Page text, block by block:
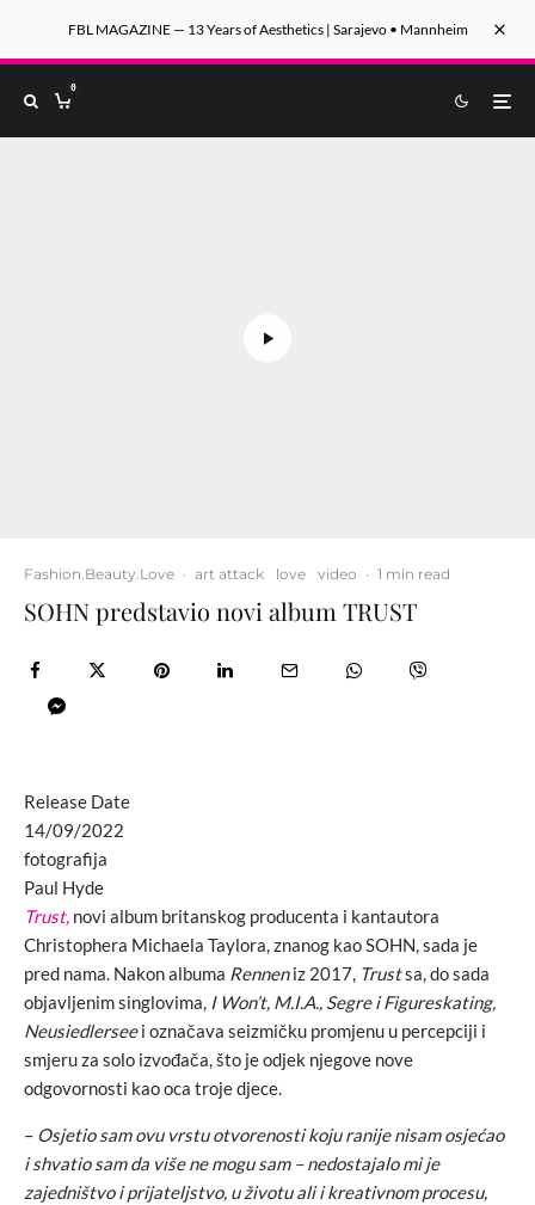
FBL MAGAZINE — 13 Years of Aesthetics | Sarajevo • Mannheim
0
Fashion.Beauty.Love · art attack love video · 1 min read
SOHN predstavio novi album TRUST
Release Date
14/09/2022
fotografija
Paul Hyde
Trust, novi album britanskog producenta i kantautora
Christophera Michaela Taylora, znanog kao SOHN, sada je
pred nama. Nakon albuma Renneniz 2017, Trustsa, do sada
objavljenim singlovima, I Won’t, M.I.A., Segre i Figureskating,
Neusiedlerseei označava seizmičku promjenu u percepciji i
smjeru za solo izvođača, što je odjek njegove nove
odgovornosti kao oca troje djece.
– Osjetio sam ovu vrstu otvorenosti koju ranije nisam osjećao
i shvatio sam da više ne mogu sam – nedostajalo mi je
zajedništvo i prijateljstvo, u životu ali i kreativnom procesu,